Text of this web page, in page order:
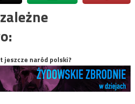
jeszcze naród polski?